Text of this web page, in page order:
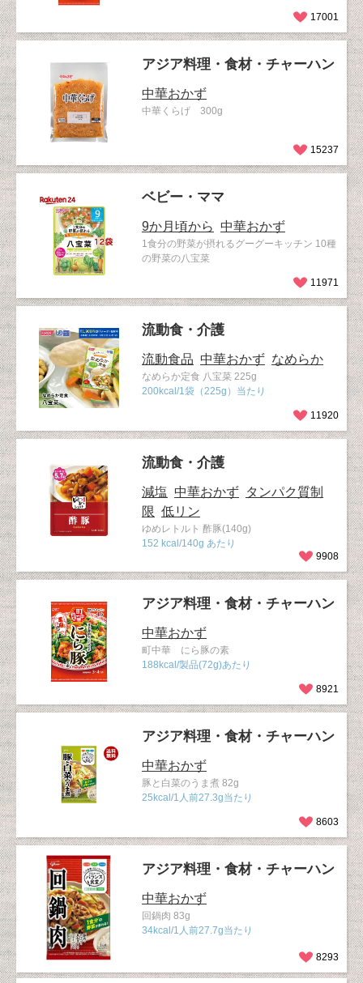
17001
アジア料理・食材・チャーハン
中華おかず
中華くらげ 300g
15237
ベビー・ママ
9か月頃から 中華おかず
1食分の野菜が摂れるグーグーキッチン 10種
の野菜の八宝菜
11971
流動食・介護
流動食品 中華おかず なめらか
なめらか定食 八宝菜 225g
200kcal/1袋（225g）当たり
11920
流動食・介護
減塩 中華おかず タンパク質制
限 低リン
ゆめレトルト 酢豚(140g)
152 kcal/140g あたり
9908
アジア料理・食材・チャーハン
中華おかず
町中華 にら豚の素
188kcal/製品(72g)あたり
8921
アジア料理・食材・チャーハン
中華おかず
豚と白菜のうま煮 82g
25kcal/1人前27.3g当たり
8603
アジア料理・食材・チャーハン
中華おかず
回鍋肉 83g
34kcal/1人前27.7g当たり
8293